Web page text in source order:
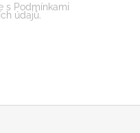
s Podmínkami
údajů.